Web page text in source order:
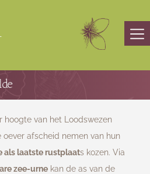
hoogte van het Loodswezen
oever afscheid nemen van hun
als laatste rustplaats kozen. Via
zee-urne kan de as van de